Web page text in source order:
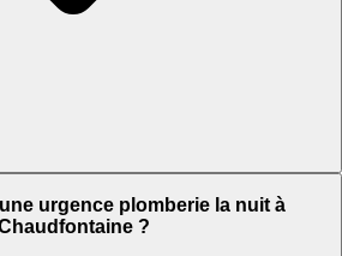
urgence plomberie la nuit à
?